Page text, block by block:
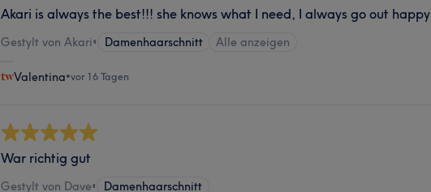
Akari is always the best!!! she knows what I need, I always go out happy
Gestylt von Akari• Damenhaarschnitt Alle anzeigen
Valentina•vor 16 Tagen
War richtig gut
Gestylt von Dave• Damenhaarschnitt